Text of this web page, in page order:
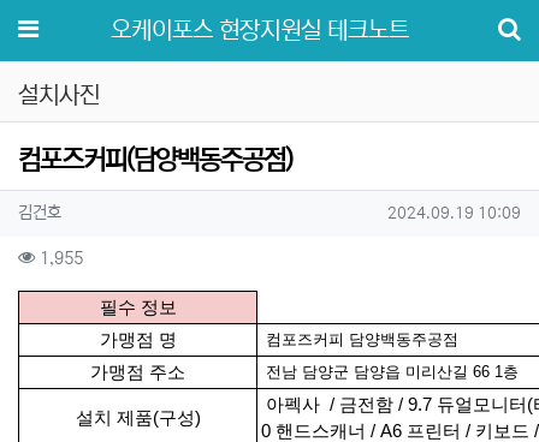
메뉴 오케이포스 현장지원실 테크노트
설치사진
컴포즈커피(담양백동주공점)
작성자 정보
김건호 작성일
2024.09.19 10:09
컨텐츠 정보
1,955조회
필수 정보
가맹점 명
컴포즈커피 담양백동주공점
가맹점 주소 전남 담양군 담양읍 미리산길 66 1층
설치 제품(구성)
아펙사 / 금전함 / 9.7 듀얼모니터
0 핸드스캐너 / A6 프린터 / 키보드